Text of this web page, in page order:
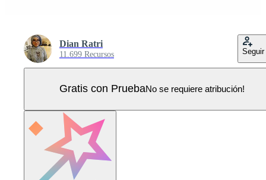
Dian Ratri
11.699 Recursos Seguir
Gratis con PruebaNo se requiere atribución!